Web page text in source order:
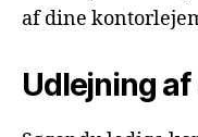
af dine
Udlejning